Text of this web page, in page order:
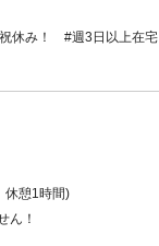
休み！ #週3日以上在宅
憩1時間)
ん！